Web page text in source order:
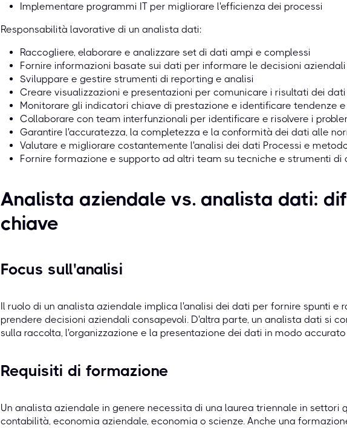
Implementare programmi IT per migliorare l'efficienza dei processi
Responsabilità lavorative di un analista dati:
Raccogliere, elaborare e analizzare set di dati ampi e complessi
Fornire informazioni basate sui dati per informare le decisioni aziendali
Sviluppare e gestire strumenti di reporting e analisi
Creare visualizzazioni e presentazioni per comunicare i risultati dei
Monitorare gli indicatori chiave di prestazione e identificare tendenze
Collaborare con team interfunzionali per identificare e risolvere i
Garantire l'accuratezza, la completezza e la conformità dei dati alle
Valutare e migliorare costantemente l'analisi dei dati Processi e
Fornire formazione e supporto ad altri team su tecniche e strumenti di
Analista aziendale vs. analista dati:
chiave
Focus sull'analisi
Il ruolo di un analista aziendale implica l'analisi dei dati per fornire spunti e
prendere decisioni aziendali consapevoli. D'altra parte, un analista dati si
sulla raccolta, l'organizzazione e la presentazione dei dati in modo
Requisiti di formazione
Un analista aziendale in genere necessita di una laurea triennale in settori
contabilità, economia aziendale, economia o scienze. Anche una